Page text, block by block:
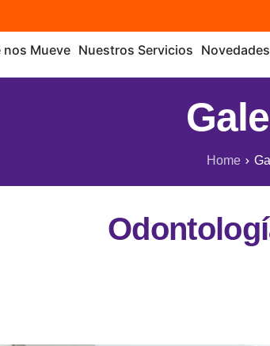
nos Mueve Nuestros Servicios Novedades
Home